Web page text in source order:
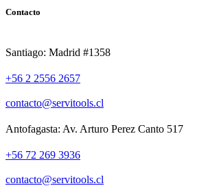
Contacto
Santiago: Madrid #1358
+56 2 2556 2657
contacto@servitools.cl
Antofagasta: Av. Arturo Perez Canto 517
+56 72 269 3936
contacto@servitools.cl